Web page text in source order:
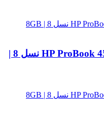
لپ تاپ استوک HP ProBook 450 G6 Core i3 نسل 8 |